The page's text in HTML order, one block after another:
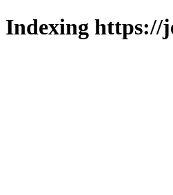
Indexing https://